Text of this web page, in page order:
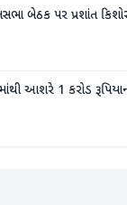
બેઠક પર પ્રશાંત
આશરે 1 કરોડ